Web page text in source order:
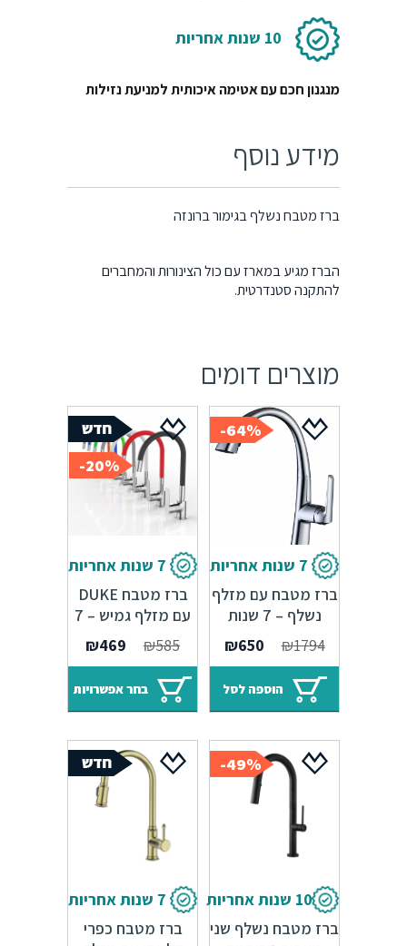
10 שנות אחריות
מנגנון חכם עם אטימה איכותית למניעת נזילות
מידע נוסף
ברז מטבח נשלף בגימור ברונזה
הברז מגיע במארז עם כול הצינורות והמחברים
להתקנה סטנדרטית.
מוצרים דומים
64%-
7 שנות אחריות
ברז מטבח עם מזלף
נשלף – 7 שנות
אחריות Sedal
₪1794
המחיר
המקורי
היה:
₪1794.
₪650
הנוכחי
הוא:
₪650.
הוספה לסל
20%-
7 שנות אחריות
ברז מטבח DUKE
עם מזלף גמיש – 7
שנות אחריות
₪585
₪469
בחר אפשרויות
49%-
10 שנות אחריות
ברז מטבח נשלף שני
7 שנות אחריות
ברז מטבח כפרי